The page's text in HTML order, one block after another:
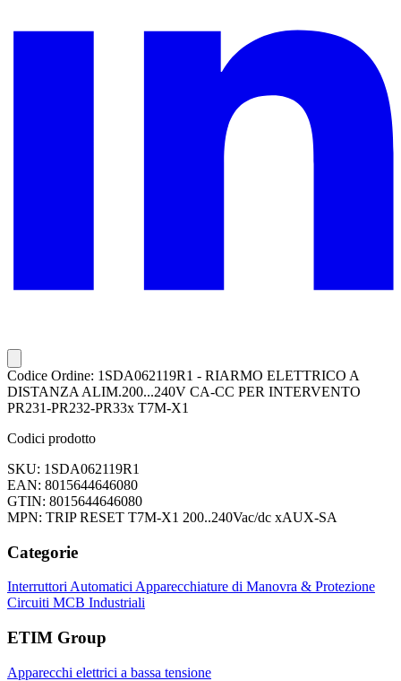
Codice Ordine: 1SDA062119R1 - RIARMO ELETTRICO A
DISTANZA ALIM.200...240V CA-CC PER INTERVENTO
PR231-PR232-PR33x T7M-X1
Codici prodotto
SKU: 1SDA062119R1
EAN: 8015644646080
GTIN: 8015644646080
MPN: TRIP RESET T7M-X1 200..240Vac/dc xAUX-SA
Categorie
Interruttori Automatici Apparecchiature di Manovra & Protezione
Circuiti MCB Industriali
ETIM Group
Apparecchi elettrici a bassa tensione